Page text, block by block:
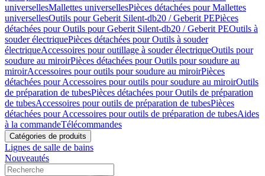
universellesMallettes universellesPièces détachées pour Mallettes
universellesOutils pour Geberit Silent-db20 / Geberit PEPièces
détachées pour Outils pour Geberit Silent-db20 / Geberit PEOutils à
souder électriquePièces détachées pour Outils à souder
électriqueAccessoires pour outillage à souder électriqueOutils pour
soudure au miroirPièces détachées pour Outils pour soudure au
miroirAccessoires pour outils pour soudure au miroirPièces
détachées pour Accessoires pour outils pour soudure au miroirOutils
de préparation de tubesPièces détachées pour Outils de préparation
de tubesAccessoires pour outils de préparation de tubesPièces
détachées pour Accessoires pour outils de préparation de tubesAides
à la commandeTélécommandes
Catégories de produits
Lignes de salle de bains
Nouveautés